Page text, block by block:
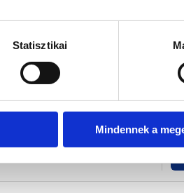
Statisztikai
Mindennek a
1
1